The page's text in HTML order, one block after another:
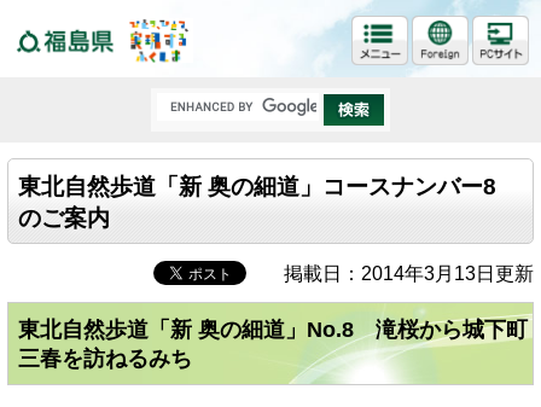
東北自然歩道「新 奥の細道」コースナンバー8
のご案内
掲載日：2014年3月13日更新
東北自然歩道「新 奥の細道」No.8 滝桜から城下町
三春を訪ねるみち